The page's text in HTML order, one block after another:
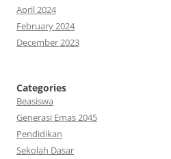
April 2024
February 2024
December 2023
Categories
Beasiswa
Generasi Emas 2045
Pendidikan
Sekolah Dasar